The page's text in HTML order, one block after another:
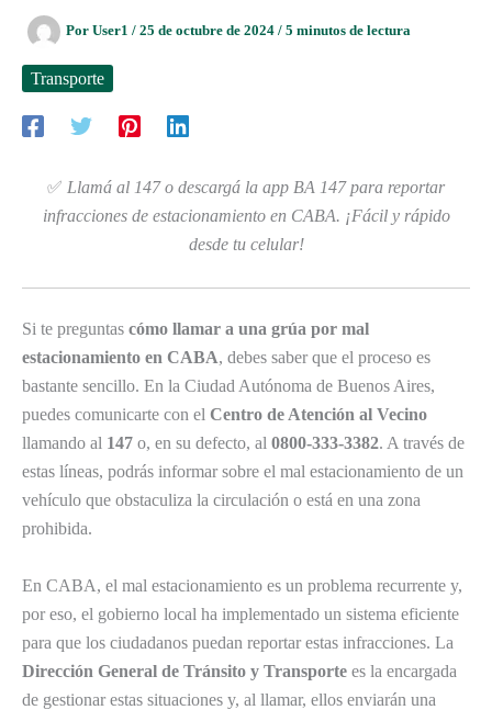
Por User1 / 25 de octubre de 2024 / 5 minutos de lectura
Transporte
✅ Llamá al 147 o descargá la app BA 147 para reportar
infracciones de estacionamiento en CABA. ¡Fácil y rápido
desde tu celular!
Si te preguntas cómo llamar a una grúa por mal
estacionamiento en CABA, debes saber que el proceso es
bastante sencillo. En la Ciudad Autónoma de Buenos Aires,
puedes comunicarte con el Centro de Atención al Vecino
llamando al 147 o, en su defecto, al 0800-333-3382. A través de
estas líneas, podrás informar sobre el mal estacionamiento de un
vehículo que obstaculiza la circulación o está en una zona
prohibida.
En CABA, el mal estacionamiento es un problema recurrente y,
por eso, el gobierno local ha implementado un sistema eficiente
para que los ciudadanos puedan reportar estas infracciones. La
Dirección General de Tránsito y Transporte es la encargada
de gestionar estas situaciones y, al llamar, ellos enviarán una